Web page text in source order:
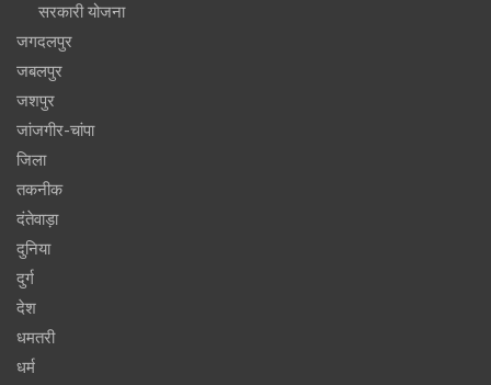
सरकारी योजना
जगदलपुर
जबलपुर
जशपुर
जांजगीर-चांपा
जिला
तकनीक
दंतेवाड़ा
दुनिया
दुर्ग
देश
धमतरी
धर्म